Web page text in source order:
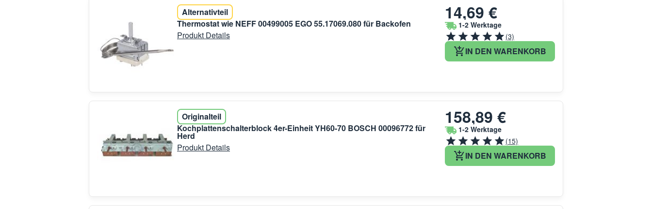
Alternativteil
Thermostat wie NEFF 00499005 EGO 55.17069.080 für Backofen
Produkt Details
14,69 €
1-2 Werktage
(3)
IN DEN WARENKORB
Originalteil
Kochplattenschalterblock 4er-Einheit YH60-70 BOSCH 00096772 für
Herd
Produkt Details
158,89 €
1-2 Werktage
(15)
IN DEN WARENKORB